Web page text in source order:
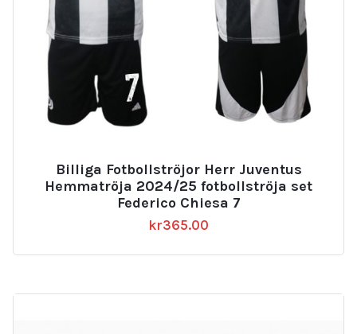
Billiga Fotbollströjor Herr Juventus
Hemmatröja 2024/25 fotbollströja set
Federico Chiesa 7
kr365.00